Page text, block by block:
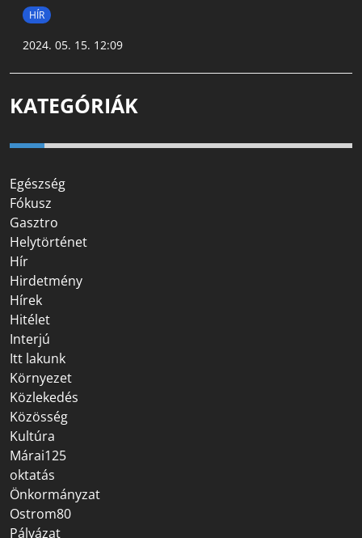
HÍR
2024. 05. 15. 12:09
KATEGÓRIÁK
Egészség
Fókusz
Gasztro
Helytörténet
Hír
Hirdetmény
Hírek
Hitélet
Interjú
Itt lakunk
Környezet
Közlekedés
Közösség
Kultúra
Márai125
oktatás
Önkormányzat
Ostrom80
Pályázat